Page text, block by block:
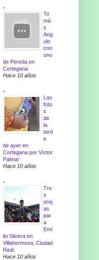
.
To
má
s
Ang
ulo
con
uno
de Pereda en
Cortegana
Hace 10 años
.
Las
foto
s
de
la
tard
e
de ayer en
Cortegana por Víctor
Palmar
Hace 10 años
.
Tre
s
orej
as
par
a
Emi
lio Silvera en
Villahermosa, Ciudad
Real
Hace 10 años